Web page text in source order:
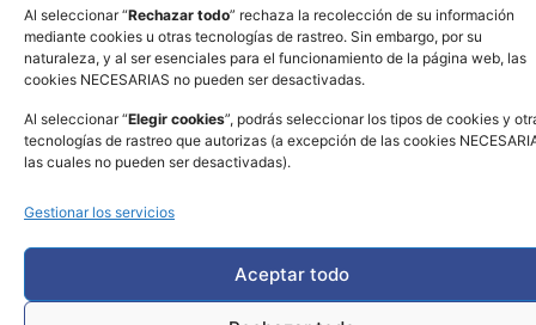
Al seleccionar “Rechazar todo” rechaza la recolección de su información
mediante cookies u otras tecnologías de rastreo. Sin embargo, por su
naturaleza, y al ser esenciales para el funcionamiento de la página web, las
cookies NECESARIAS no pueden ser desactivadas.
Al seleccionar “Elegir cookies”, podrás seleccionar los tipos de cookies y
tecnologías de rastreo que autorizas (a excepción de las cookies
las cuales no pueden ser desactivadas).
Gestionar los servicios
Aceptar todo
www.sic.gov.co
Copyright © AZUL & BLANCO MILLONARIOS FC S.A. 2026. Todos los
derechos reservados - Powered by